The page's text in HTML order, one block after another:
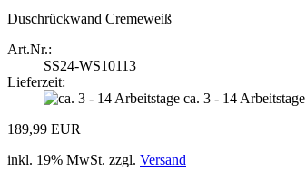
Duschrückwand Cremeweiß
Art.Nr.:
SS24-WS10113
Lieferzeit:
ca. 3 - 14 Arbeitstage
189,99 EUR
inkl. 19% MwSt. zzgl. Versand